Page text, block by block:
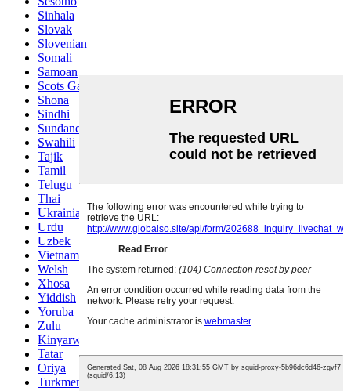
Sinhala
Slovak
Slovenian
Somali
Samoan
Scots Gaelic
Shona
Sindhi
Sundanese
Swahili
Tajik
Tamil
Telugu
Thai
Ukrainian
Urdu
Uzbek
Vietnamese
Welsh
Xhosa
Yiddish
Yoruba
Zulu
Kinyarwanda
Tatar
Oriya
Turkmen